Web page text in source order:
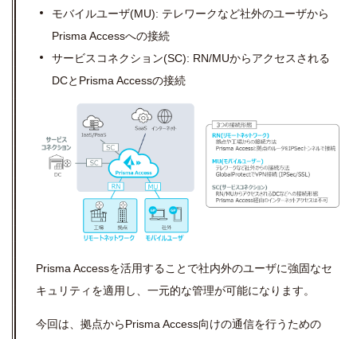
モバイルユーザ(MU): テレワークなど社外のユーザから
Prisma Accessへの接続
サービスコネクション(SC): RN/MUからアクセスされる
DCとPrisma Accessの接続
Prisma Accessを活用することで社内外のユーザに強固なセ
キュリティを適用し、一元的な管理が可能になります。
今回は、拠点からPrisma Access向けの通信を行うための